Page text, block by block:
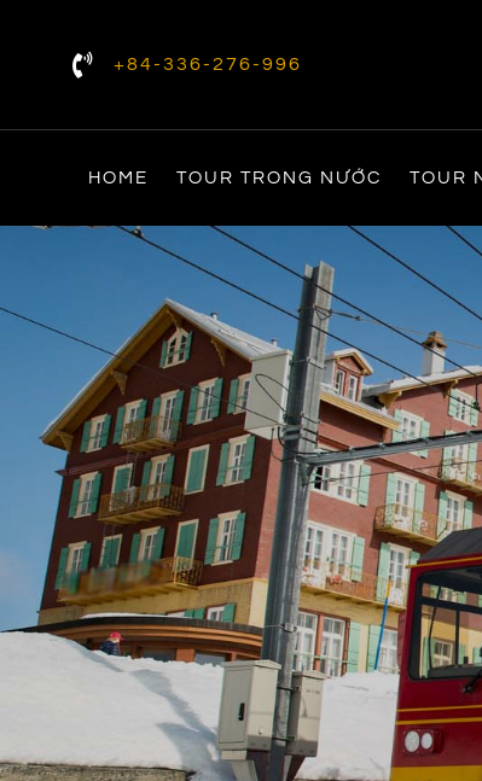
+84-336-276-996
HOME TOUR TRONG NƯỚC TOUR